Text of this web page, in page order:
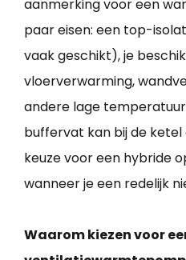
aanmerking voor een
paar eisen: een top-
vaak geschikt), je
vloerverwarming,
andere lage
buffervat kan bij de ketel
keuze voor een hybride
wanneer je een redelijk
Waarom kiezen voor